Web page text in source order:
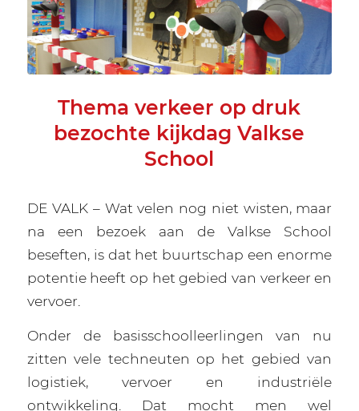
Thema verkeer op druk
bezochte kijkdag Valkse
School
DE VALK – Wat velen nog niet wisten, maar
na een bezoek aan de Valkse School
beseften, is dat het buurtschap een enorme
potentie heeft op het gebied van verkeer en
vervoer.
Onder de basisschoolleerlingen van nu
zitten vele techneuten op het gebied van
logistiek, vervoer en industriële
ontwikkeling. Dat mocht men wel